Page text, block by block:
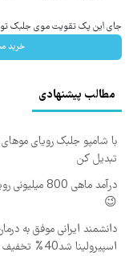
جای این پک تقویت موی جلبک توی
خرید
مطالب پیشنهادی
با شامپو جلبک رویای
تبدیل کن
درآمد ماهی
😉
دانشمند ایرانی موفق به
اسپیرولینا شد40% تخفیف